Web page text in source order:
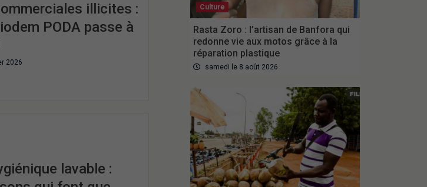
illicites :
PODA passe à
2026
lavable :
Culture
Rasta Zoro : l’artisan de Banfora qui
redonne vie aux motos grâce à la
réparation plastique
samedi le 8 août 2026